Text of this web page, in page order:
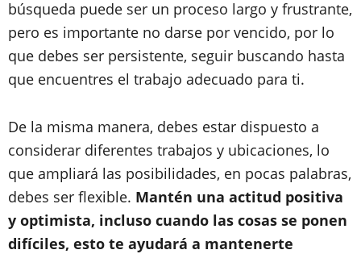
búsqueda puede ser un proceso largo y frustrante,
pero es importante no darse por vencido, por lo
que debes ser persistente, seguir buscando hasta
que encuentres el trabajo adecuado para ti.
De la misma manera, debes estar dispuesto a
considerar diferentes trabajos y ubicaciones, lo
que ampliará las posibilidades, en pocas palabras,
debes ser flexible. Mantén una actitud positiva
y optimista, incluso cuando las cosas se ponen
difíciles, esto te ayudará a mantenerte